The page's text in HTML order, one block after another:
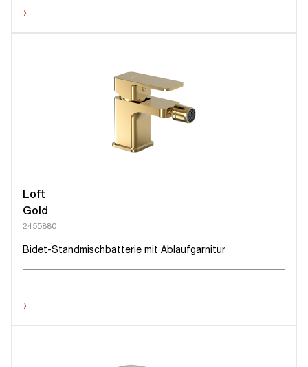
›
Loft
Gold
2455880
Bidet-Standmischbatterie mit Ablaufgarnitur
›